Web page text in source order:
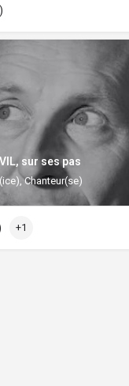
sur ses pas
Chanteur(se)
+1